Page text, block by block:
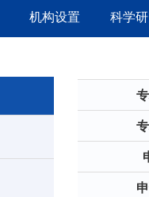
机构设置 科学